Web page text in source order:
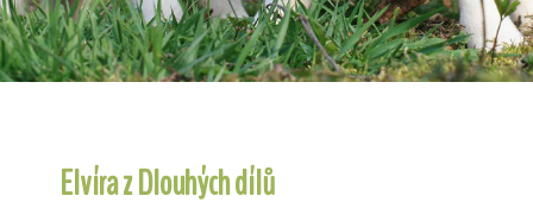
Elvíra z Dlouhých dílů